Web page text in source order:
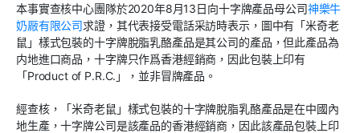
本事實查核中心團隊於2020年8月13日向十字牌產品母公司神樂牛
奶厰有限公司求證，其代表接受電話采訪時表示，圖中有「米奇老
鼠」樣式包裝的十字牌脫脂乳酪產品是其公司的產品，但此產品為
内地進口商品，十字牌只作爲香港經銷商，因此包裝上印有
「Product of P.R.C.」，並非冒牌產品。
經查核，「米奇老鼠」樣式包裝的十字牌脫脂乳酪產品是在中國內
地生產，十字牌公司是該產品的香港經銷商，因此該產品包裝上印